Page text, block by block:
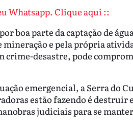
Whatsapp. Clique aqui ::
boa parte da captação de
mineração e pela própria
crime-desastre, pode
emergencial, a Serra do
estão fazendo é destruir
judiciais para se